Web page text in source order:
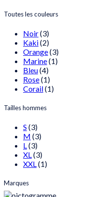
Toutes les couleurs
Noir(3)
Kaki(2)
Orange(3)
Marine(1)
Bleu(4)
Rose(1)
Corail(1)
Tailles hommes
S (3)
M (3)
L(3)
XL(3)
XXL(1)
Marques